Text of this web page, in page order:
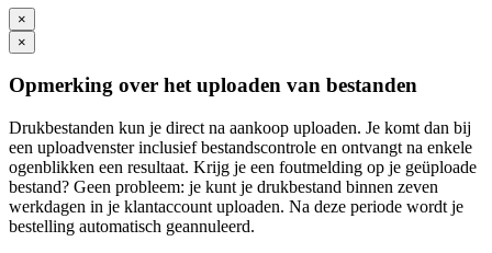
×
×
Opmerking over het uploaden van bestanden
Drukbestanden kun je direct na aankoop uploaden. Je komt dan bij
een uploadvenster inclusief bestandscontrole en ontvangt na enkele
ogenblikken een resultaat. Krijg je een foutmelding op je geüploade
bestand? Geen probleem: je kunt je drukbestand binnen zeven
werkdagen in je klantaccount uploaden. Na deze periode wordt je
bestelling automatisch geannuleerd.